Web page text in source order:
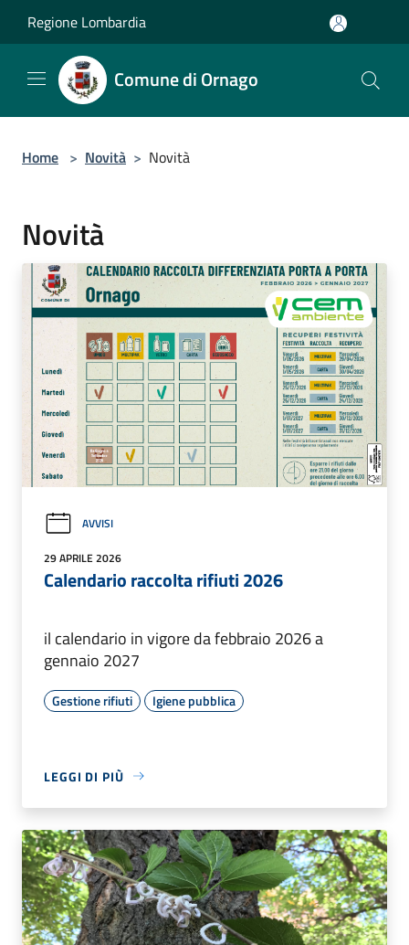
Regione Lombardia
Comune di Ornago
Home > Novità > Novità
Novità
AVVISI
29 APRILE 2026
Calendario raccolta rifiuti 2026
il calendario in vigore da febbraio 2026 a
gennaio 2027
Gestione rifiuti Igiene pubblica
LEGGI DI PIÙ